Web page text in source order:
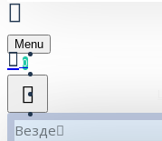
Menu
0
Везде